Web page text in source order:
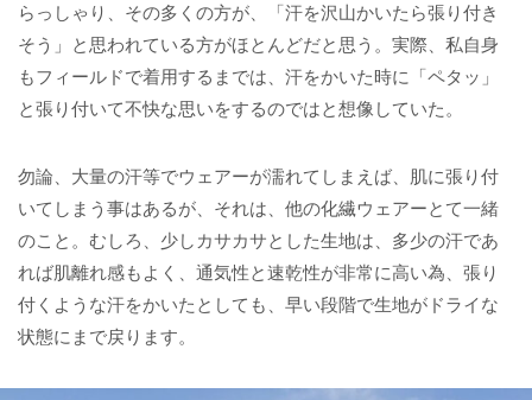
らっしゃり、その多くの方が、「汗を沢山かいたら張り付き
そう」と思われている方がほとんどだと思う。実際、私自身
もフィールドで着用するまでは、汗をかいた時に「ペタッ」
と張り付いて不快な思いをするのではと想像していた。
勿論、大量の汗等でウェアーが濡れてしまえば、肌に張り付
いてしまう事はあるが、それは、他の化繊ウェアーとて一緒
のこと。むしろ、少しカサカサとした生地は、多少の汗であ
れば肌離れ感もよく、通気性と速乾性が非常に高い為、張り
付くような汗をかいたとしても、早い段階で生地がドライな
状態にまで戻ります。